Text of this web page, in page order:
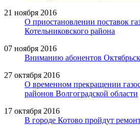
21 ноября 2016
О приостановлении поставок
Котельниковского района
07 ноября 2016
Вниманию абонентов
27 октября 2016
О временном прекращении
районов Волгоградской области
17 октября 2016
В городе Котово пройдут